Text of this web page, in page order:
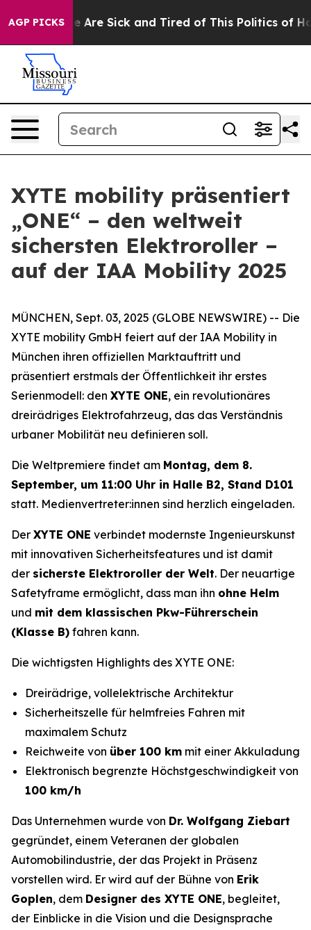
AGP PICKS
“People Are Sick and Tired of This Politics of
XYTE mobility präsentiert
„ONE“ – den weltweit
sichersten Elektroroller –
auf der IAA Mobility 2025
MÜNCHEN, Sept. 03, 2025 (GLOBE NEWSWIRE) -- Die
XYTE mobility GmbH feiert auf der IAA Mobility in
München ihren offiziellen Marktauftritt und
präsentiert erstmals der Öffentlichkeit ihr erstes
Serienmodell: den XYTE ONE, ein revolutionäres
dreirädriges Elektrofahrzeug, das das Verständnis
urbaner Mobilität neu definieren soll.
Die Weltpremiere findet am Montag, dem 8.
September, um 11:00 Uhr in Halle B2, Stand D101
statt. Medienvertreter:innen sind herzlich eingeladen.
Der XYTE ONE verbindet modernste Ingenieurskunst
mit innovativen Sicherheitsfeatures und ist damit
der sicherste Elektroroller der Welt. Der neuartige
Safetyframe ermöglicht, dass man ihn ohne Helm
und mit dem klassischen Pkw-Führerschein
(Klasse B) fahren kann.
Die wichtigsten Highlights des XYTE ONE:
Dreirädrige, vollelektrische Architektur
Sicherheitszelle für helmfreies Fahren mit
maximalem Schutz
Reichweite von über 100 km mit einer Akkuladung
Elektronisch begrenzte Höchstgeschwindigkeit von
100 km/h
Das Unternehmen wurde von Dr. Wolfgang Ziebart
gegründet, einem Veteranen der globalen
Automobilindustrie, der das Projekt in Präsenz
vorstellen wird. Er wird auf der Bühne von Erik
Goplen, dem Designer des XYTE ONE, begleitet,
der Einblicke in die Vision und die Designsprache